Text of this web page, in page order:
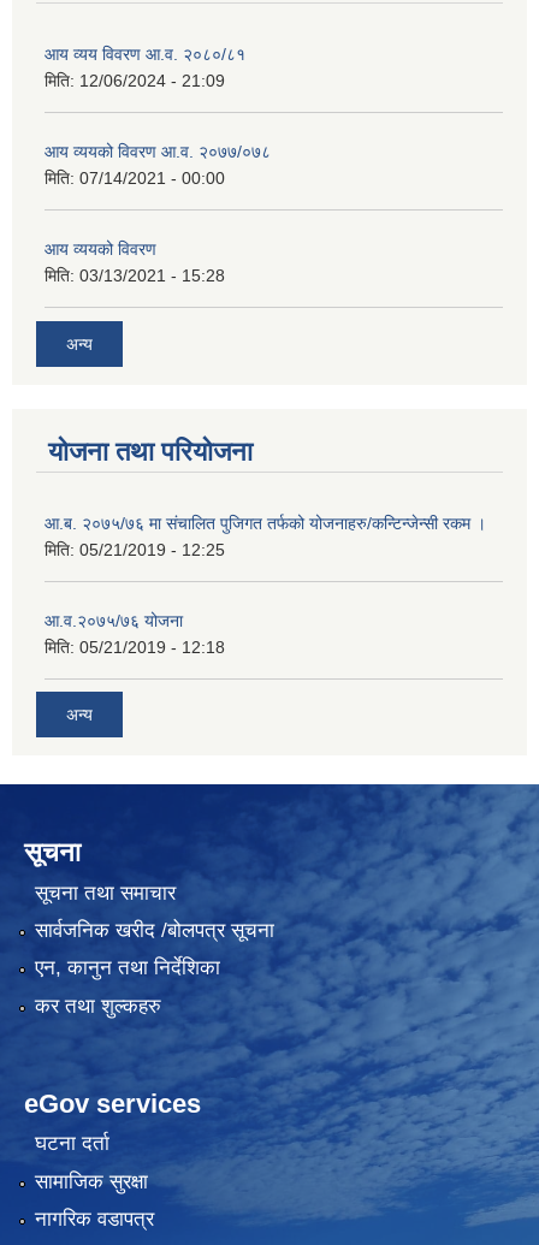
आय व्यय विवरण आ.व. २०८०/८१
मिति: 12/06/2024 - 21:09
आय व्ययको विवरण आ.व. २०७७/०७८
मिति: 07/14/2021 - 00:00
आय व्ययको विवरण
मिति: 03/13/2021 - 15:28
अन्य
योजना तथा परियोजना
आ.ब. २०७५/७६ मा संचालित पुजिगत तर्फको योजनाहरु/कन्टिन्जेन्सी रकम ।
मिति: 05/21/2019 - 12:25
आ.व.२०७५/७६ योजना
मिति: 05/21/2019 - 12:18
अन्य
सूचना
सूचना तथा समाचार
सार्वजनिक खरीद /बोलपत्र सूचना
एन, कानुन तथा निर्देशिका
कर तथा शुल्कहरु
eGov services
घटना दर्ता
सामाजिक सुरक्षा
नागरिक वडापत्र